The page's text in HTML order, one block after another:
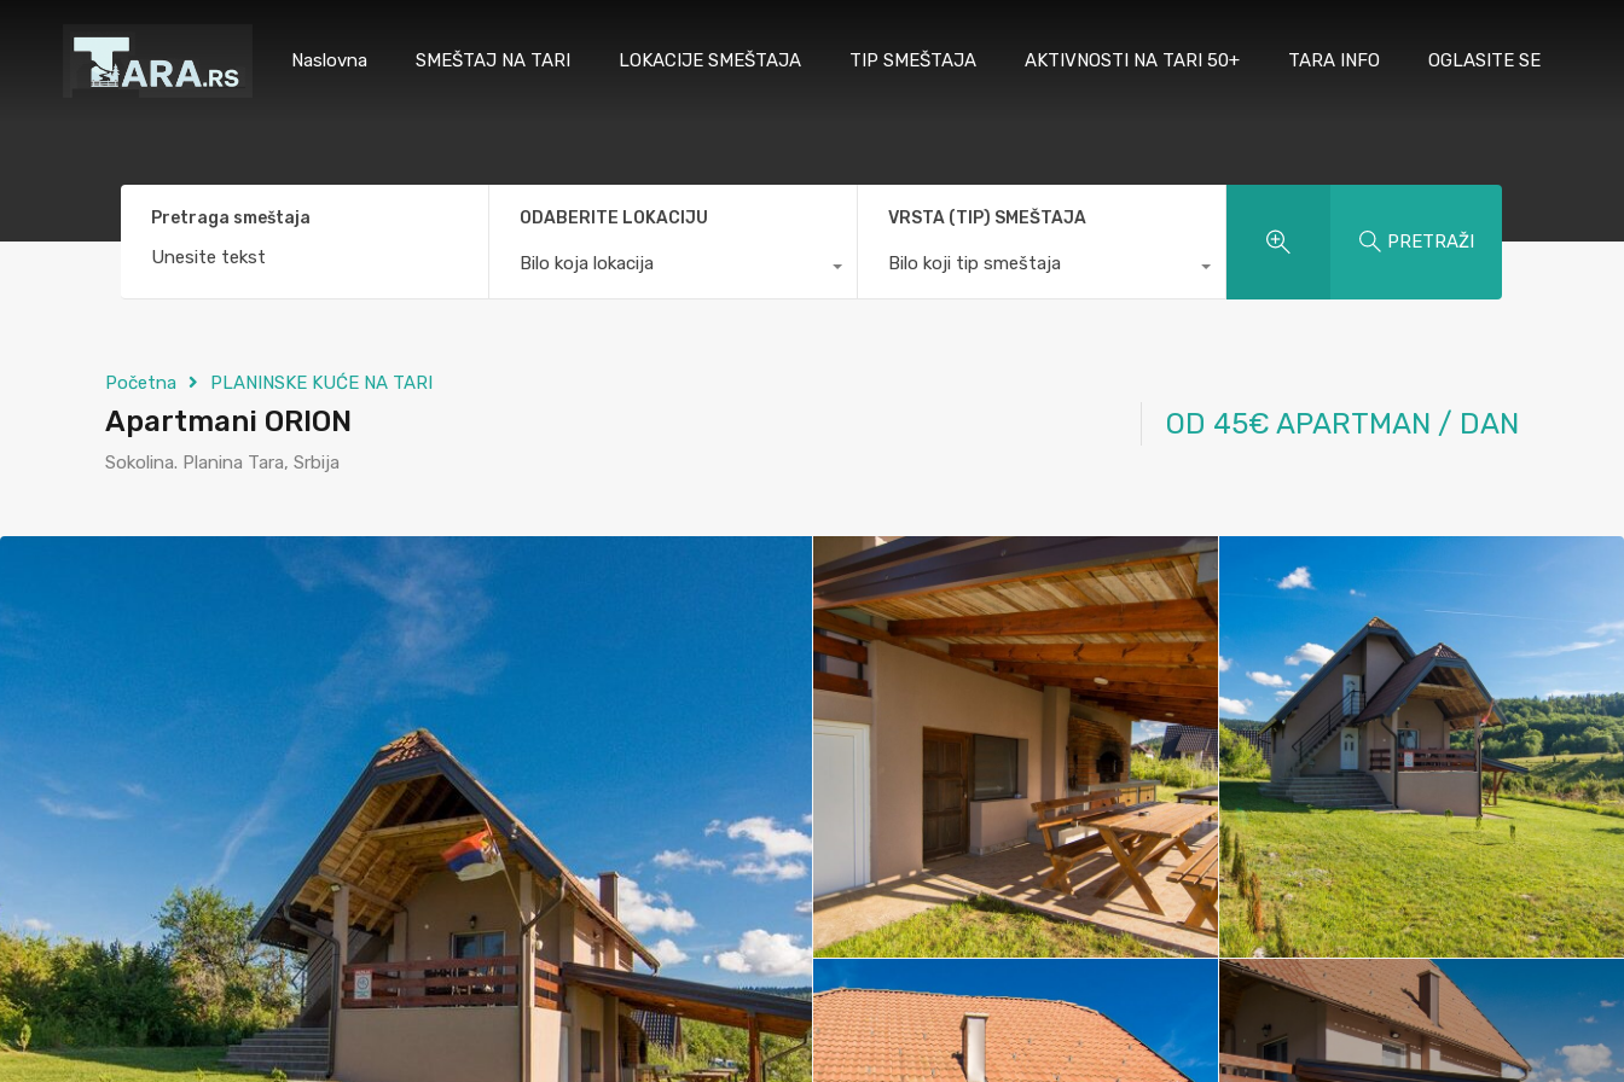
Naslovna SMEŠTAJ NA TARI LOKACIJE SMEŠTAJA TIP SMEŠTAJA AKTIVNOSTI NA TARI 50+ TARA INFO OGLASITE SE
Pretraga smeštaja ODABERITE LOKACIJU
Bilo koja lokacija
VRSTA (TIP) SMEŠTAJA
Bilo koji tip smeštaja
PRETRAŽI
Početna PLANINSKE KUĆE NA TARI
Apartmani ORION
Sokolina. Planina Tara, Srbija
OD 45€ APARTMAN / DAN